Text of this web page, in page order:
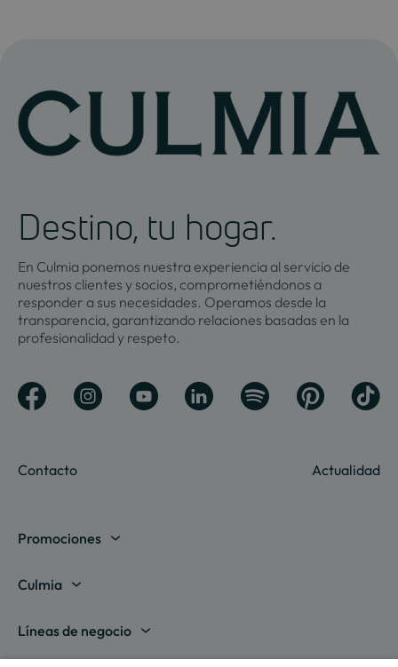
Destino, tu hogar.
En Culmia ponemos nuestra experiencia al servicio de
nuestros clientes y socios, comprometiéndonos a
responder a sus necesidades. Operamos desde la
transparencia, garantizando relaciones basadas en la
profesionalidad y respeto.
Contacto Actualidad
Promociones
Madrid
Culmia
Sobre nosotros
Destino Culmia
Líneas de negocio